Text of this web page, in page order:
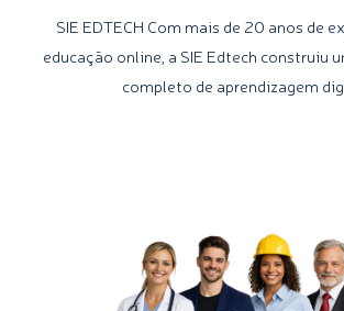
SIE EDTECH Com mais de 20 anos de
educação online, a SIE Edtech construiu
completo de aprendizagem